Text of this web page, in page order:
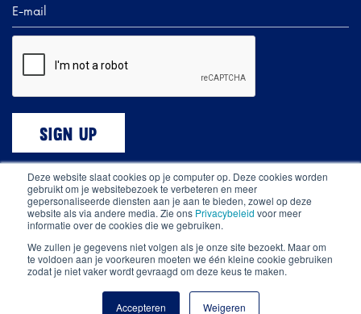
Deze website slaat cookies op je computer op. Deze cookies worden
gebruikt om je websitebezoek te verbeteren en meer
gepersonaliseerde diensten aan je aan te bieden, zowel op deze
website als via andere media. Zie ons Privacybeleid voor meer
informatie over de cookies die we gebruiken.
We zullen je gegevens niet volgen als je onze site bezoekt. Maar om
te voldoen aan je voorkeuren moeten we één kleine cookie gebruiken
zodat je niet vaker wordt gevraagd om deze keus te maken.
Accepteren Weigeren
All rights reserved © The Food Line-Up 2021.
Privacy statement. Terms and Conditions Proudly